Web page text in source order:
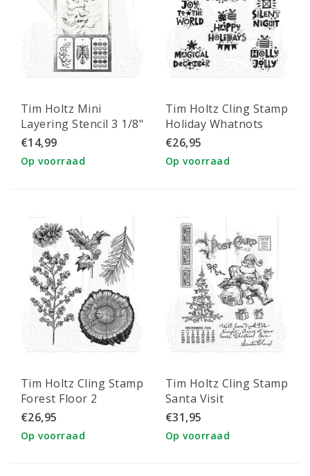
Tim Holtz Mini
Layering Stencil 3 1/8"
x 6 1/4" Set 61 3/Pkg
€14,99
Op voorraad
Tim Holtz Cling Stamp
Holiday Whatnots
€26,95
Op voorraad
Tim Holtz Cling Stamp
Forest Floor 2
€26,95
Op voorraad
Tim Holtz Cling Stamp
Santa Visit
€31,95
Op voorraad